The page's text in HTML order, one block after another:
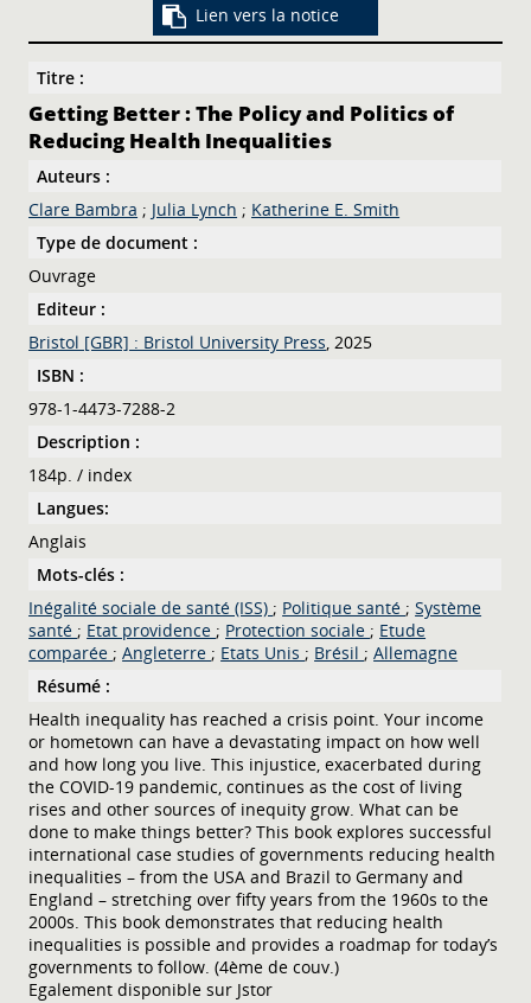
Lien vers la notice
Titre :
Getting Better : The Policy and Politics of
Reducing Health Inequalities
Auteurs :
Clare Bambra ; Julia Lynch ; Katherine E. Smith
Type de document :
Ouvrage
Editeur :
Bristol [GBR] : Bristol University Press, 2025
ISBN :
978-1-4473-7288-2
Description :
184p. / index
Langues:
Anglais
Mots-clés :
Inégalité sociale de santé (ISS) ; Politique santé ; Système
santé ; Etat providence ; Protection sociale ; Etude
comparée ; Angleterre ; Etats Unis ; Brésil ; Allemagne
Résumé :
Health inequality has reached a crisis point. Your income
or hometown can have a devastating impact on how well
and how long you live. This injustice, exacerbated during
the COVID-19 pandemic, continues as the cost of living
rises and other sources of inequity grow. What can be
done to make things better? This book explores successful
international case studies of governments reducing health
inequalities – from the USA and Brazil to Germany and
England – stretching over fifty years from the 1960s to the
2000s. This book demonstrates that reducing health
inequalities is possible and provides a roadmap for today’s
governments to follow. (4ème de couv.)
Egalement disponible sur Jstor